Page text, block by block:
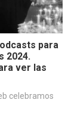
para
2024.
ver las
celebramos